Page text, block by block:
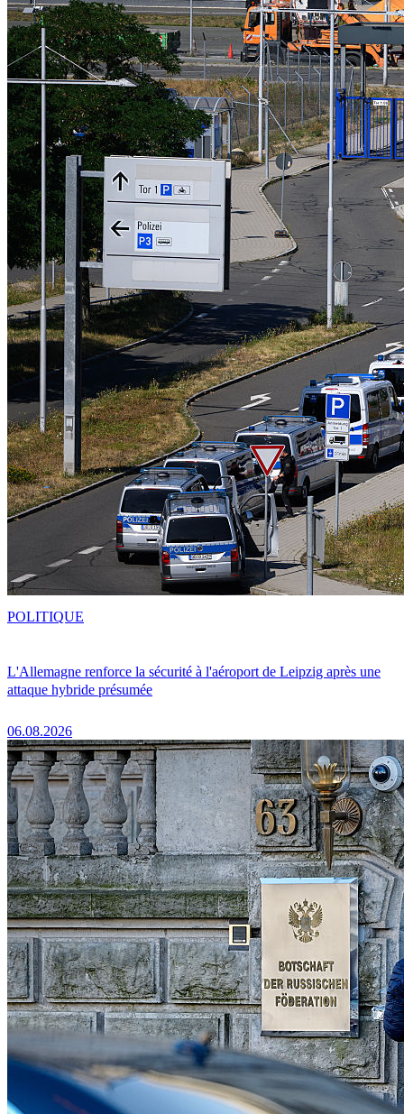
L'Allemagne renforce la sécurité à l'aéroport de Leipzig après une
attaque hybride présumée
06.08.2026
POLITIQUE